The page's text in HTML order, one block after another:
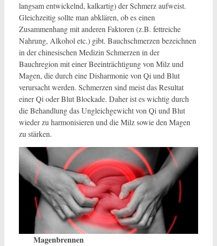
langsam entwickelnd, kalkartig) der Schmerz aufweist.
Gleichzeitig sollte man abklären, ob es einen
Zusammenhang mit anderen Faktoren (z.B. fettreiche
Nahrung, Alkohol etc.) gibt. Bauchschmerzen bezeichnen
in der chinesischen Medizin Schmerzen in der
Bauchregion mit einer Beeinträchtigung von Milz und
Magen, die durch eine Disharmonie von Qi und Blut
verursacht werden. Schmerzen sind meist das Resultat
einer Qi oder Blut Blockade. Daher ist es wichtig durch
die Behandlung das Ungleichgewicht von Qi und Blut
wieder zu harmonisieren und die Milz sowie den Magen
zu stärken.
Magenbrennen